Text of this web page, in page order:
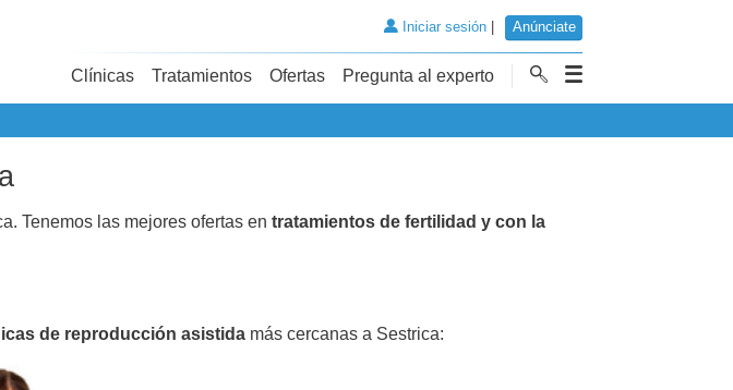
Iniciar sesión| Anúnciate
Clínicas Tratamientos Ofertas Pregunta al experto
Tenemos las mejores ofertas en tratamientos de fertilidad y con la
de reproducción asistida más cercanas a Sestrica: